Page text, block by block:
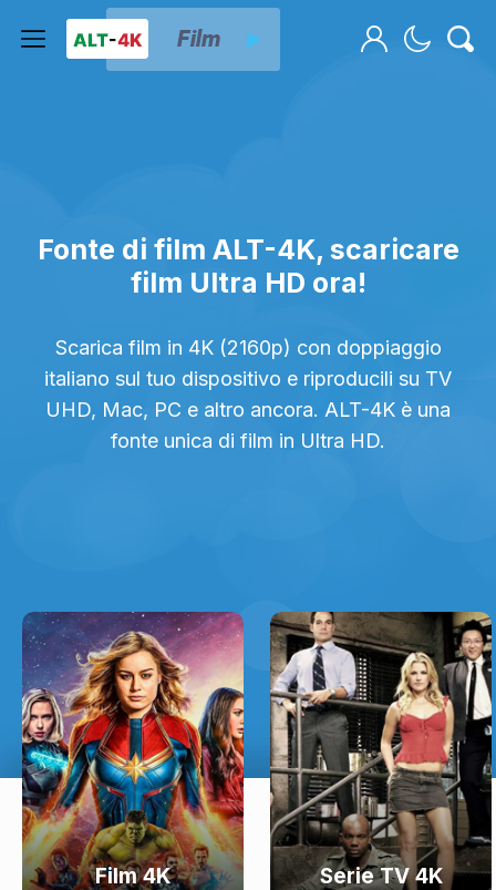
Fonte di film ALT-4K, scaricare
film Ultra HD ora!
Scarica film in 4K (2160p) con doppiaggio
italiano sul tuo dispositivo e riproducili su TV
UHD, Mac, PC e altro ancora. ALT-4K è una
fonte unica di film in Ultra HD.
Film 4K Serie TV 4K